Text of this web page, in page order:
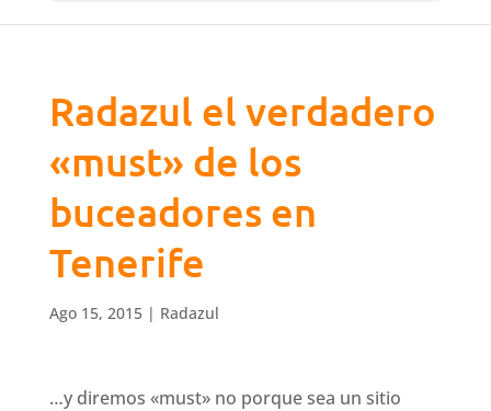
Radazul el verdadero
«must» de los
buceadores en
Tenerife
Ago 15, 2015| Radazul
…y diremos «must» no porque sea un sitio